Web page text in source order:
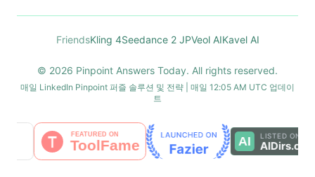
FriendsKling 4Seedance 2 JPVeol AIKavel AI
© 2026 Pinpoint Answers Today. All rights reserved.
매일 LinkedIn Pinpoint 퍼즐 솔루션 및 전략 | 매일 12:05 AM UTC 업데이
트